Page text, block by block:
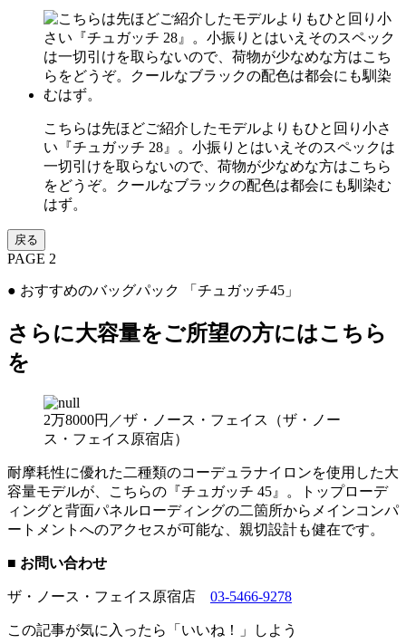
こちらは先ほどご紹介したモデルよりもひと回り小さ
い『チュガッチ 28』。小振りとはいえそのスペックは
一切引けを取らないので、荷物が少なめな方はこちら
をどうぞ。クールなブラックの配色は都会にも馴染む
はず。
戻る
PAGE 2
● おすすめのバッグパック 「チュガッチ45」
さらに大容量をご所望の方にはこちら
を
2万8000円／ザ・ノース・フェイス（ザ・ノー
ス・フェイス原宿店）
耐摩耗性に優れた二種類のコーデュラナイロンを使用した大
容量モデルが、こちらの『チュガッチ 45』。トップローデ
ィングと背面パネルローディングの二箇所からメインコンパ
ートメントへのアクセスが可能な、親切設計も健在です。
■ お問い合わせ
ザ・ノース・フェイス原宿店 03-5466-9278
この記事が気に入ったら「いいね！」しよう